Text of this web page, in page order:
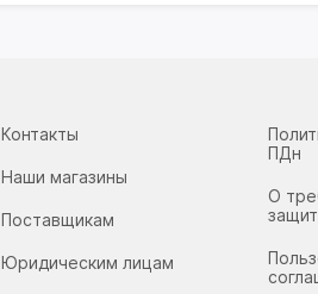
Контакты
Наши магазины
Поставщикам
Юридическим лицам
ПДн
О